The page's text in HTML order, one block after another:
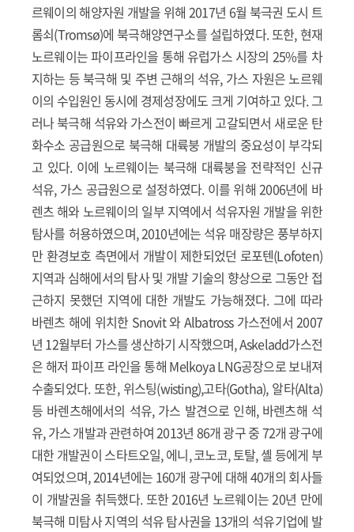
르웨이의 해양자원 개발을 위해 2017년 6월 북극권 도시 트
롬쇠(Tromsø)에 북극해양연구소를 설립하였다. 또한, 현재
노르웨이는 파이프라인을 통해 유럽가스 시장의 25%를 차
지하는 등 북극해 및 주변 근해의 석유, 가스 자원은 노르웨
이의 수입원인 동시에 경제성장에도 크게 기여하고 있다. 그
러나 북극해 석유와 가스전이 빠르게 고갈되면서 새로운 탄
화수소 공급원으로 북극해 대륙붕 개발의 중요성이 부각되
고 있다. 이에 노르웨이는 북극해 대륙붕을 전략적인 신규
석유, 가스 공급원으로 설정하였다. 이를 위해 2006년에 바
렌츠 해와 노르웨이의 일부 지역에서 석유자원 개발을 위한
탐사를 허용하였으며, 2010년에는 석유 매장량은 풍부하지
만 환경보호 측면에서 개발이 제한되었던 로포텐(Lofoten)
지역과 심해에서의 탐사 및 개발 기술의 향상으로 그동안 접
근하지 못했던 지역에 대한 개발도 가능해졌다. 그에 따라
바렌츠 해에 위치한 Snovit 와 Albatross 가스전에서 2007
년 12월부터 가스를 생산하기 시작했으며, Askeladd가스전
은 해저 파이프 라인을 통해 Melkoya LNG공장으로 보내져
수출되었다. 또한, 위스팅(wisting),고타(Gotha), 알타(Alta)
등 바렌츠해에서의 석유, 가스 발견으로 인해, 바렌츠해 석
유, 가스 개발과 관련하여 2013년 86개 광구 중 72개 광구에
대한 개발권이 스타트오일, 에니, 코노코, 토탈, 셸 등에게 부
여되었으며, 2014년에는 160개 광구에 대해 40개의 회사들
이 개발권을 취득했다. 또한 2016년 노르웨이는 20년 만에
북극해 미탐사 지역의 석유 탐사권을 13개의 석유기업에 발